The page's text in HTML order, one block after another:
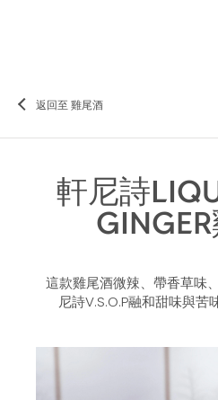
返回至 雞尾酒
軒尼詩
這款雞尾酒微辣、帶香草味
尼詩V.S.O.P融和甜味與苦